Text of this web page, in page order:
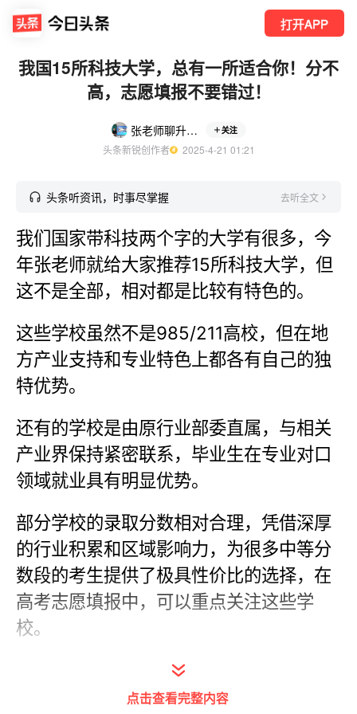
打开APP
我国15所科技大学，总有一所适合你！分不
高，志愿填报不要错过！
张老师聊升学规划 关注
头条新锐创作者
  2025-4-21 01:21
头条听资讯，时事尽掌握 去听全文
我们国家带科技两个字的大学有很多，今
年张老师就给大家推荐15所科技大学，但
这不是全部，相对都是比较有特色的。
这些学校虽然不是985/211高校，但在地
方产业支持和专业特色上都各有自己的独
特优势。
还有的学校是由原行业部委直属，与相关
产业界保持紧密联系，毕业生在专业对口
领域就业具有明显优势。
部分学校的录取分数相对合理，凭借深厚
的行业积累和区域影响力，为很多中等分
数段的考生提供了极具性价比的选择，在
高考志愿填报中，可以重点关注这些学
校。
点击查看完整内容